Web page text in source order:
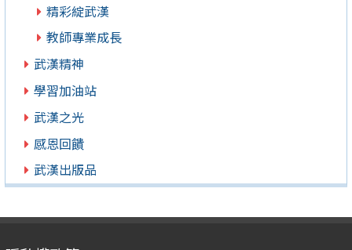
精彩綻武漢
教師專業成長
武漢精神
學習加油站
武漢之光
感恩回饋
武漢出版品